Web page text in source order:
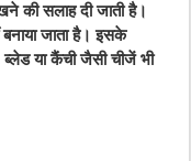
की सलाह दी जाती है।
जाता है। इसके
या कैंची जैसी चीजें भी